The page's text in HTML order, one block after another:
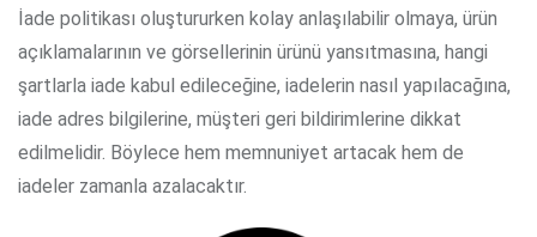
İade politikası oluştururken kolay anlaşılabilir olmaya, ürün
açıklamalarının ve görsellerinin ürünü yansıtmasına, hangi
şartlarla iade kabul edileceğine, iadelerin nasıl yapılacağına,
iade adres bilgilerine, müşteri geri bildirimlerine dikkat
edilmelidir. Böylece hem memnuniyet artacak hem de
iadeler zamanla azalacaktır.